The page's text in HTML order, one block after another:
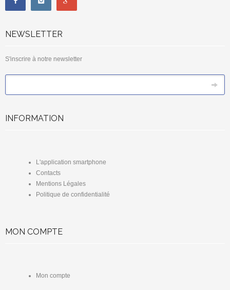
NEWSLETTER
S'inscrire à notre newsletter
INFORMATION
L'application smartphone
Contacts
Mentions Légales
Politique de confidentialité
MON COMPTE
Mon compte